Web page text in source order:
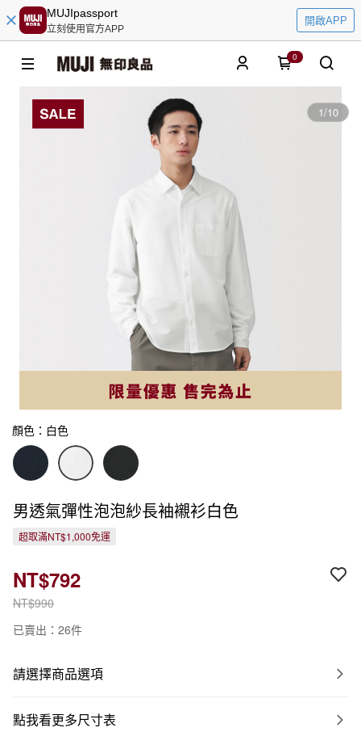
MUJIpassport
立刻使用官方APP
開啟APP
0
1/10
顏色：白色
男透氣彈性泡泡紗長袖襯衫白色
超取滿NT$1,000免運
NT$990
NT$792
已賣出：26件
請選擇商品選項
點我看更多尺寸表